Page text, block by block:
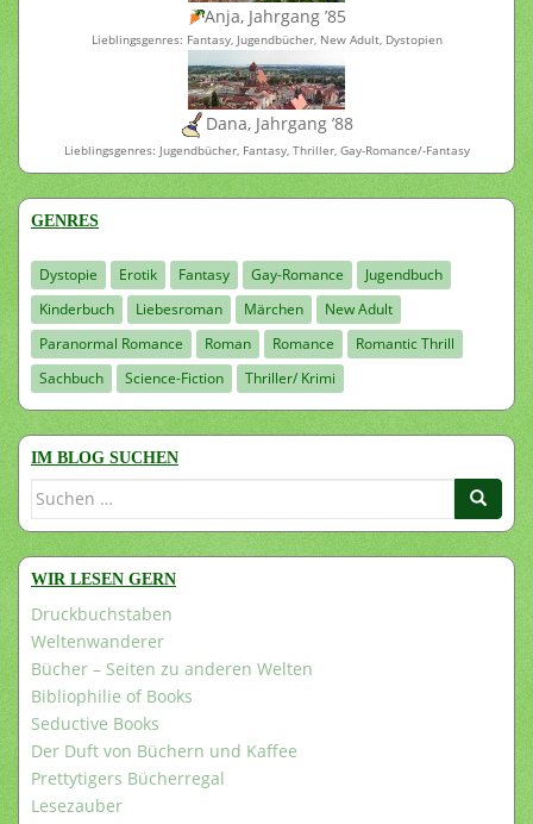
Anja, Jahrgang ’85
Lieblingsgenres: Fantasy, Jugendbücher, New Adult, Dystopien
Dana, Jahrgang ’88
Lieblingsgenres: Jugendbücher, Fantasy, Thriller, Gay-Romance/-Fantasy
GENRES
Dystopie Erotik Fantasy Gay-Romance
Jugendbuch
Kinderbuch
Liebesroman Märchen
New Adult
Paranormal Romance
Roman Romance
Romantic Thrill
Sachbuch
Science-Fiction Thriller/ Krimi
IM BLOG SUCHEN
Suchen
WIR LESEN GERN
Druckbuchstaben
Weltenwanderer
Bücher – Seiten zu anderen Welten
Bibliophilie of Books
Seductive Books
Der Duft von Büchern und Kaffee
Prettytigers Bücherregal
Lesezauber